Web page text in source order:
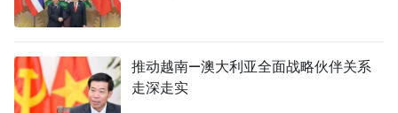
推动越南—澳大利亚全面战略伙伴关系
走深走实